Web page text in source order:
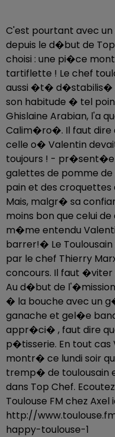
C'est pourtant avec
depuis le d�but de
choisi : une pi�ce
tartiflette ! Le chef
aussi �t� d�stabilis�
son habitude � tel
Ghislaine Arabian, l'a
Calim�ro�. Il faut dire
celle o� Valentin
toujours ! - pr�sent�e
galettes de pomme
pain et des
Mais, malgr� sa
moins bon que celui
m�me entendu
barrer!� Le
par le chef Thierry
concours. Il faut
Au d�but de
� la bouche avec un
ganache et gel�e
appr�ci� , faut dire
p�tisserie. En tout cas
montr� ce lundi soir
tremp� de toulousain
dans Top Chef.
Toulouse FM chez Axel
http://
happy-toulouse-1